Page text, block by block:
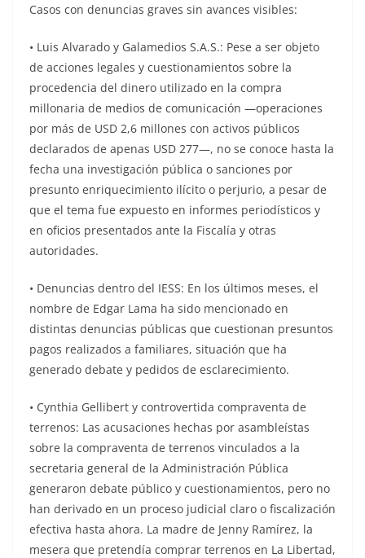
Casos con denuncias graves sin avances visibles:
• Luis Alvarado y Galamedios S.A.S.: Pese a ser objeto
de acciones legales y cuestionamientos sobre la
procedencia del dinero utilizado en la compra
millonaria de medios de comunicación —operaciones
por más de USD 2,6 millones con activos públicos
declarados de apenas USD 277—, no se conoce hasta la
fecha una investigación pública o sanciones por
presunto enriquecimiento ilícito o perjurio, a pesar de
que el tema fue expuesto en informes periodísticos y
en oficios presentados ante la Fiscalía y otras
autoridades.
• Denuncias dentro del IESS: En los últimos meses, el
nombre de Edgar Lama ha sido mencionado en
distintas denuncias públicas que cuestionan presuntos
pagos realizados a familiares, situación que ha
generado debate y pedidos de esclarecimiento.
• Cynthia Gellibert y controvertida compraventa de
terrenos: Las acusaciones hechas por asambleístas
sobre la compraventa de terrenos vinculados a la
secretaria general de la Administración Pública
generaron debate público y cuestionamientos, pero no
han derivado en un proceso judicial claro o fiscalización
efectiva hasta ahora. La madre de Jenny Ramírez, la
mesera que pretendía comprar terrenos en La Libertad,